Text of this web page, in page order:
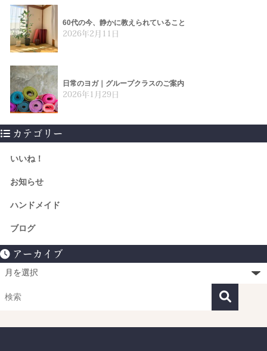
60代の今、静かに教えられていること
2026年2月11日
日常のヨガ｜グループクラスのご案内
2026年1月29日
カテゴリー
いいね！
お知らせ
ハンドメイド
ブログ
アーカイブ